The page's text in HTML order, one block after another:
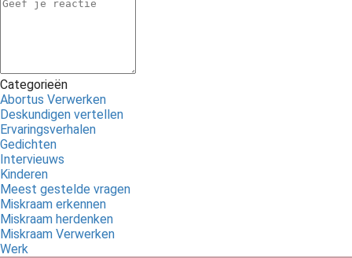
Categorieën
Abortus Verwerken
Deskundigen vertellen
Ervaringsverhalen
Gedichten
Intervieuws
Kinderen
Meest gestelde vragen
Miskraam erkennen
Miskraam herdenken
Miskraam Verwerken
Werk